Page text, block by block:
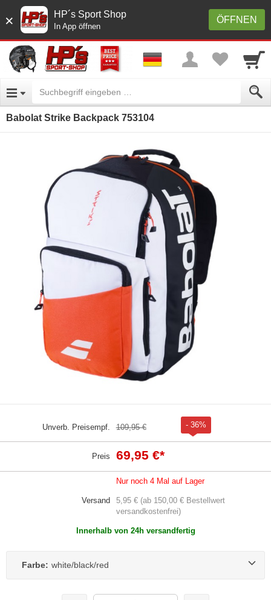
× ÖFFNEN
HP´s Sport Shop
In App öffnen
Babolat Strike Backpack 753104
Unverb. Preisempf. 109,95 € - 36%
Preis 69,95 €*
Nur noch 4 Mal auf Lager
Versand
5,95 € (ab 150,00 € Bestellwert
versandkostenfrei)
Innerhalb von 24h versandfertig
Farbe: white/black/red